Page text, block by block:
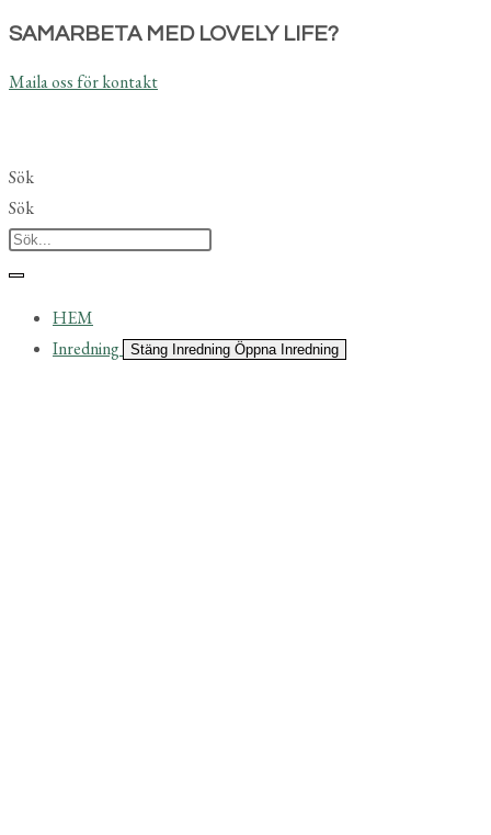
Hoppa
innehållet
SAMARBETA MED LOVELY LIFE?
Maila oss för kontakt
Sök
Sök
HEM
Inredning
Stäng Inredning Öppna Inredning